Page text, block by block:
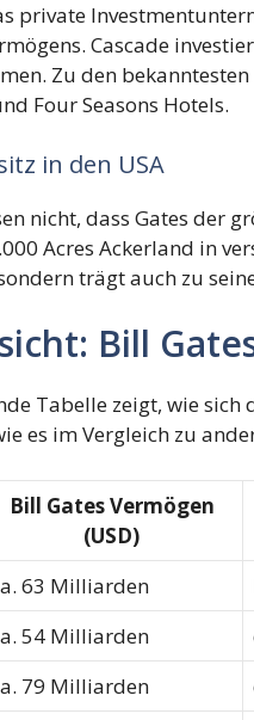
private
Cascade
Zu den
Four Seasons Hotels.
in den USA
nicht, dass Gates der
Acres Ackerland in
trägt auch zu
Bill
Tabelle zeigt, wie
es im Vergleich zu
Bill Gates Vermögen
(USD)
63 Milliarden
54 Milliarden
79 Milliarden